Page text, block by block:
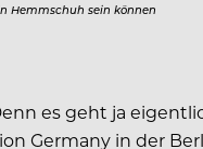
Hemmschuh sein können
es geht ja
Germany in der